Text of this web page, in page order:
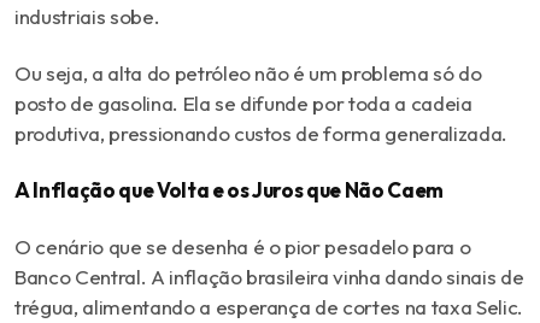
industriais sobe.
Ou seja, a alta do petróleo não é um problema só do
posto de gasolina. Ela se difunde por toda a cadeia
produtiva, pressionando custos de forma generalizada.
A Inflação que Volta e os Juros que Não Caem
O cenário que se desenha é o pior pesadelo para o
Banco Central. A inflação brasileira vinha dando sinais de
trégua, alimentando a esperança de cortes na taxa Selic.